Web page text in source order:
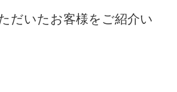
だいたお客様をご紹介い